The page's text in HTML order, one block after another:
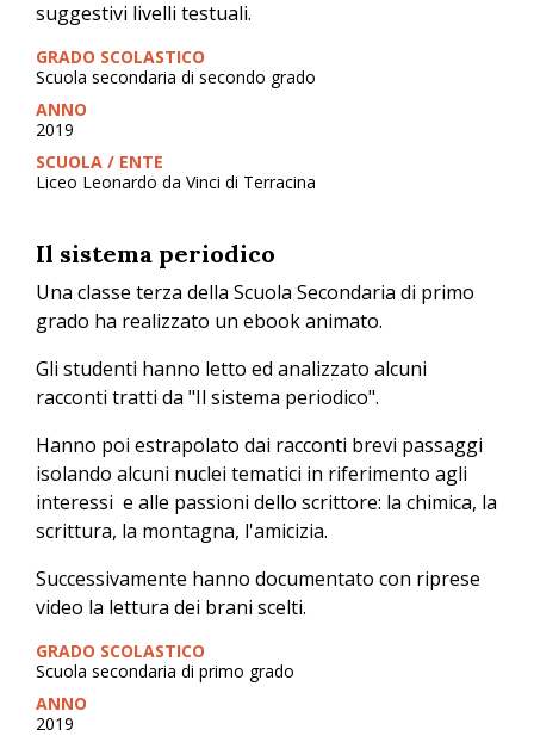
suggestivi livelli testuali.
GRADO SCOLASTICO
Scuola secondaria di secondo grado
ANNO
2019
SCUOLA / ENTE
Liceo Leonardo da Vinci di Terracina
Il sistema periodico
Una classe terza della Scuola Secondaria di primo
grado ha realizzato un ebook animato.
Gli studenti hanno letto ed analizzato alcuni
racconti tratti da "Il sistema periodico".
Hanno poi estrapolato dai racconti brevi passaggi
isolando alcuni nuclei tematici in riferimento agli
interessi e alle passioni dello scrittore: la chimica, la
scrittura, la montagna, l'amicizia.
Successivamente hanno documentato con riprese
video la lettura dei brani scelti.
GRADO SCOLASTICO
Scuola secondaria di primo grado
ANNO
2019